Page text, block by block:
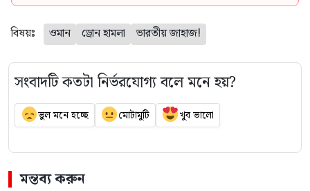
বিষয়ঃ ওমান ড্রোন হামলা ভারতীয় জাহাজ!
সংবাদটি কতটা নির্ভরযোগ্য বলে মনে হয়?
ভুল মনে হচ্ছে মোটামুটি খুব ভালো
মন্তব্য করুন